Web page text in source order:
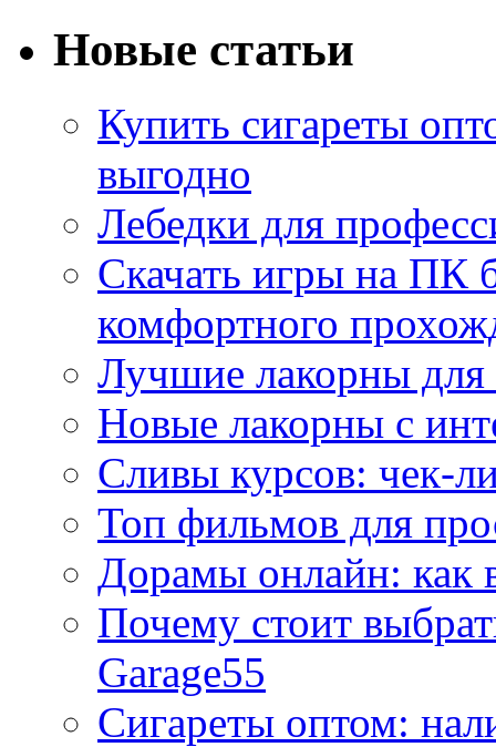
Новые статьи
Купить сигареты
выгодно
Лебедки для
Скачать игры на ПК
комфортного
Лучшие лакорны для
Новые лакорны с
Сливы курсов: чек-
Топ фильмов для
Дорамы онлайн: как
Почему стоит
Garage55
Сигареты оптом: